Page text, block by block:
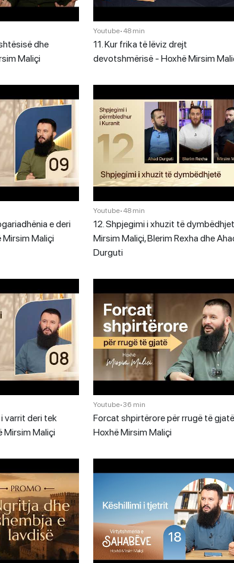
dhe
Maliçi
Youtube• 48 min
11. Kur frika të lëviz drejt
devotshmërisë - Hoxhë Mirsim
e deri
Mirsim Maliçi
Youtube• 48 min
12. Shpjegimi i xhuzit të
Mirsim Maliçi, Blerim Rexha dhe
Durguti
varrit deri tek
Mirsim Maliçi
Youtube•36 min
Forcat shpirtërore për rrugë të
Hoxhë Mirsim Maliçi